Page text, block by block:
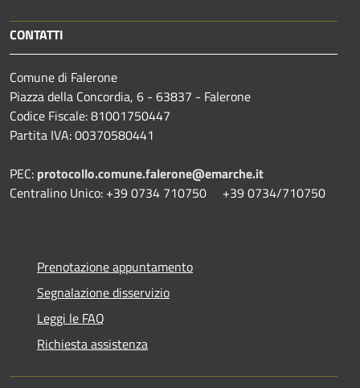
CONTATTI
Comune di Falerone
Piazza della Concordia, 6 - 63837 - Falerone
Codice Fiscale: 81001750447
Partita IVA: 00370580441
PEC: protocollo.comune.falerone@emarche.it
Centralino Unico: +39 0734 710750 +39 0734/710750
Prenotazione appuntamento
Segnalazione disservizio
Leggi le FAQ
Richiesta assistenza